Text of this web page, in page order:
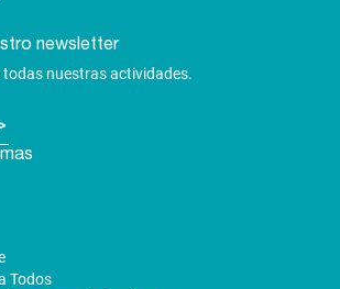
newsletter
todas nuestras actividades.
Todos